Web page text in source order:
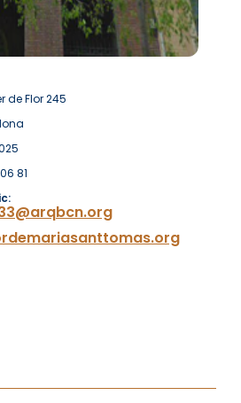
de Flor 245
81